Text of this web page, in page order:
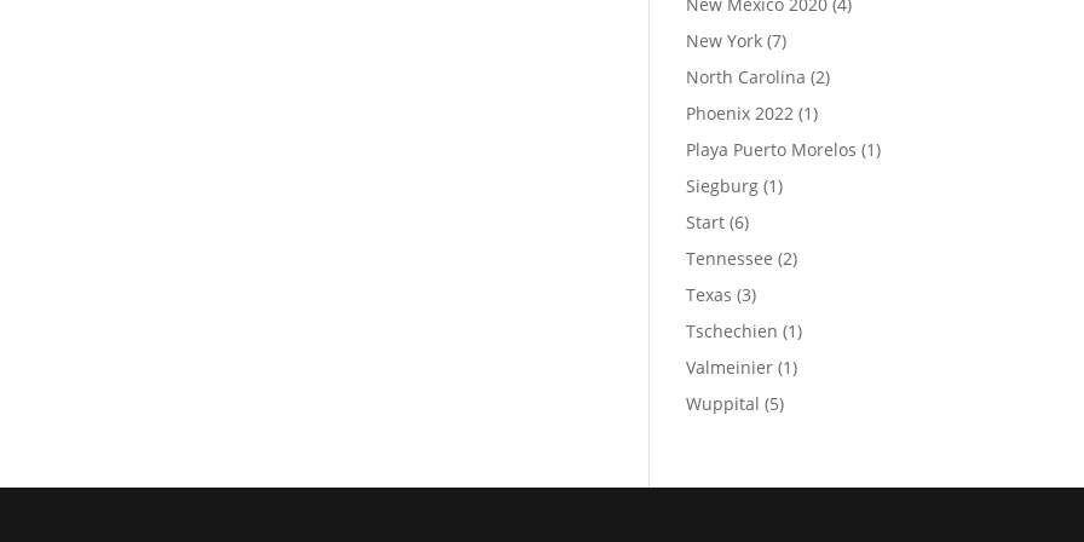
New York (7)
North Carolina (2)
Phoenix 2022 (1)
Playa Puerto Morelos (1)
Siegburg (1)
Start (6)
Tennessee (2)
Texas (3)
Tschechien (1)
Valmeinier (1)
Wuppital (5)